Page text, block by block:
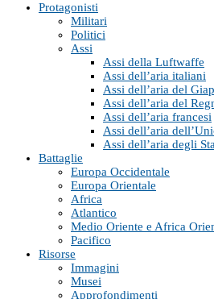
Protagonisti
Militari
Politici
Assi
Assi della Luftwaffe
Assi dell’aria italiani
Assi dell’aria del
Assi dell’aria del
Assi dell’aria francesi
Assi dell’aria
Assi dell’aria degli
Battaglie
Europa Occidentale
Europa Orientale
Africa
Atlantico
Medio Oriente e Africa
Pacifico
Risorse
Immagini
Musei
Approfondimenti